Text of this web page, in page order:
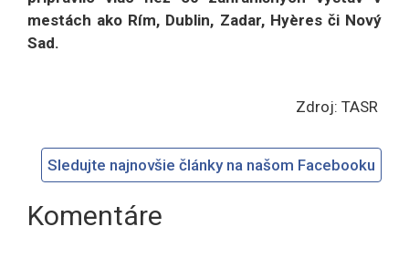
mestách ako Rím, Dublin, Zadar, Hyères či Nový
Sad.
Zdroj: TASR
Sledujte najnovšie články na našom Facebooku
Komentáre